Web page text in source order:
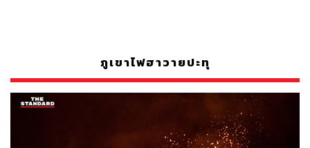
ภูเขาไฟฮาวายปะทุ